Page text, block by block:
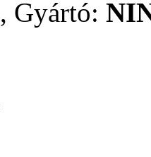
, Gyártó: